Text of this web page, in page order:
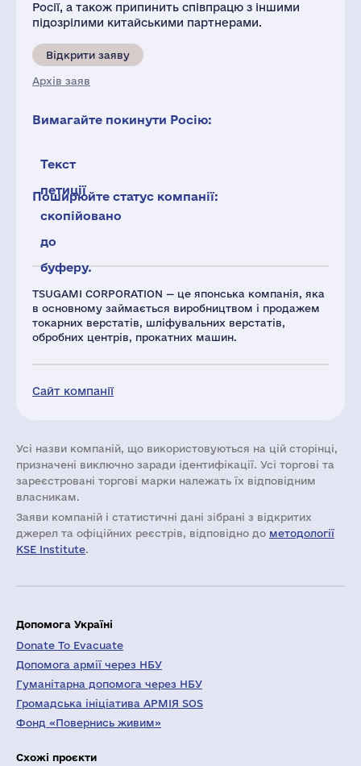
TSUGAMI CORPORATION — це японська компанія, яка
в основному займається виробництвом і продажем
токарних верстатів, шліфувальних верстатів,
обробних центрів, прокатних машин.
Сайт компанії
Росії, а також припинить співпрацю з іншими
підозрілими китайськими партнерами.
Відкрити заяву
Архів заяв
Вимагайте покинути Росію:
Текст
петиції
скопійовано
до
буферу.
Поширюйте статус компанії:
Усі назви компаній, що використовуються на цій сторінці,
призначені виключно заради ідентифікації. Усі торгові та
зареєстровані торгові марки належать їх відповідним
власникам.
Заяви компаній i статистичні дані зібрані з відкритих
джерел та офіційних реєстрів, відповідно до методології
KSE Institute.
Допомога Україні
Donate To Evacuate
Допомога армії через НБУ
Гуманітарна допомога через НБУ
Громадська ініціатива АРМІЯ SOS
Фонд «Повернись живим»
Схожі проєкти